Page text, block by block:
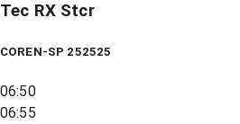
Tec RX Stcr
COREN-SP 252525
06:50
06:55